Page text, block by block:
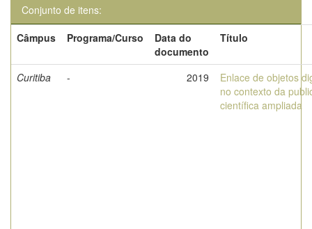
Conjunto de itens:
Câmpus
Programa/Curso
Data do
documento
Título
Curitiba - 2019
Enlace de objetos
no contexto da
científica ampliada